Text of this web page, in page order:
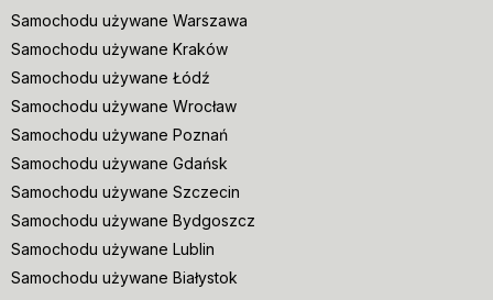
Samochodu używane Warszawa
Samochodu używane Kraków
Samochodu używane Łódź
Samochodu używane Wrocław
Samochodu używane Poznań
Samochodu używane Gdańsk
Samochodu używane Szczecin
Samochodu używane Bydgoszcz
Samochodu używane Lublin
Samochodu używane Białystok